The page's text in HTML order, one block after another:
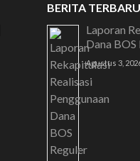
BERITA TERBARU
Laporan
Dana BOS
Agustus 3,